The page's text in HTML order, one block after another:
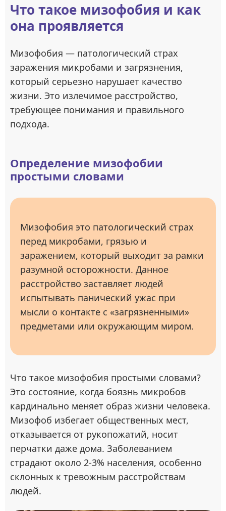
Что такое мизофобия и как
она проявляется
Мизофобия — патологический страх
заражения микробами и загрязнения,
который серьезно нарушает качество
жизни. Это излечимое расстройство,
требующее понимания и правильного
подхода.
Определение мизофобии
простыми словами
Мизофобия это патологический страх
перед микробами, грязью и
заражением, который выходит за рамки
разумной осторожности. Данное
расстройство заставляет людей
испытывать панический ужас при
мысли о контакте с «загрязненными»
предметами или окружающим миром.
Что такое мизофобия простыми словами?
Это состояние, когда боязнь микробов
кардинально меняет образ жизни человека.
Мизофоб избегает общественных мест,
отказывается от рукопожатий, носит
перчатки даже дома. Заболеванием
страдают около 2-3% населения, особенно
склонных к тревожным расстройствам
людей.